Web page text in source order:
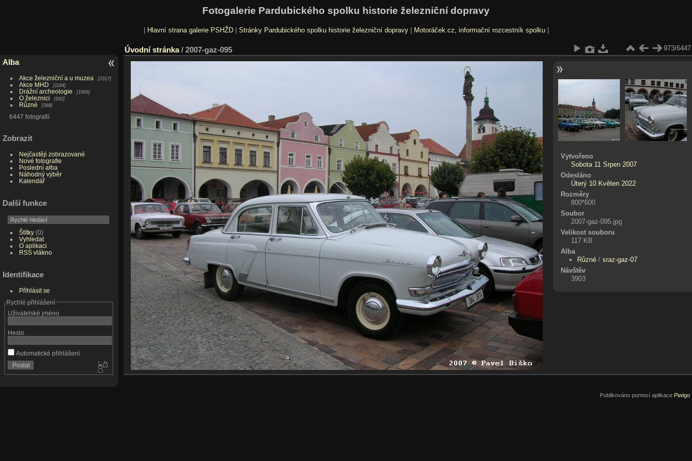
Fotogalerie Pardubického spolku historie železniční dopravy
Hlavní strana galerie PSHŽD| Stránky Pardubického spolku historie železniční dopravy| Motoráček.cz, informační rozcestník spolku|
Alba
Akce železniční a u muzea 2317
Akce MHD 1184
Drážní archeologie 1666
O železnici 692
Různé 588
6447 fotografií
Zobrazit
Nejčastěji zobrazované
Nové fotografie
Poslední alba
Náhodný výběr
Kalendář
Další funkce
Štítky(0)
Vyhledat
O aplikaci
RSS vlákno
Identifikace
Přihlásit se
Rychlé přihlášení
Uživatelské jméno
Heslo
Automatické přihlášení
Úvodní stránka/ 2007-gaz-095 973/6447
Vytvořeno
Sobota 11 Srpen 2007
Odesláno
Úterý 10 Květen 2022
Rozměry
800*600
Soubor
2007-gaz-095.jpg
Velikost souboru
117 KB
Alba
Různé /sraz-gaz-07
Návštěv
3903
Publikováno pomocí aplikace Piwigo